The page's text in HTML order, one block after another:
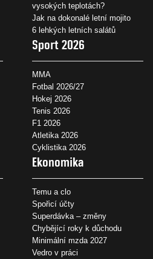
vysokých teplotách?
Jak na dokonalé letní mojito
6 lehkých letních salátů
Sport 2026
MMA
Fotbal 2026/27
Hokej 2026
Tenis 2026
F1 2026
Atletika 2026
Cyklistika 2026
Ekonomika
Temu a clo
Spořicí účty
Superdávka – změny
Chybějící roky k důchodu
Minimální mzda 2027
Vedro v práci